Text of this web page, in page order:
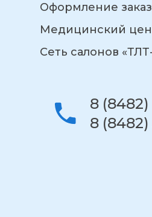
Оформление
Медицинский
Сеть салонов
8
8